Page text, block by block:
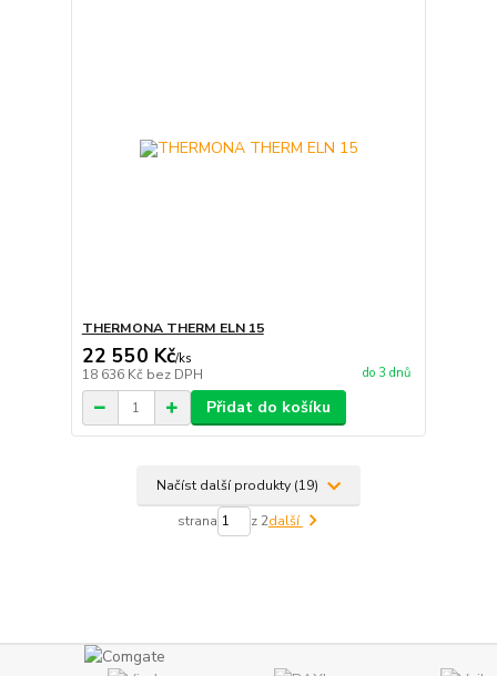
THERMONA THERM ELN 15
22 550 Kč/ks
18 636 Kč bez DPH do 3 dnů
Přidat do košíku
Načíst další produkty (19)
strana z 2další